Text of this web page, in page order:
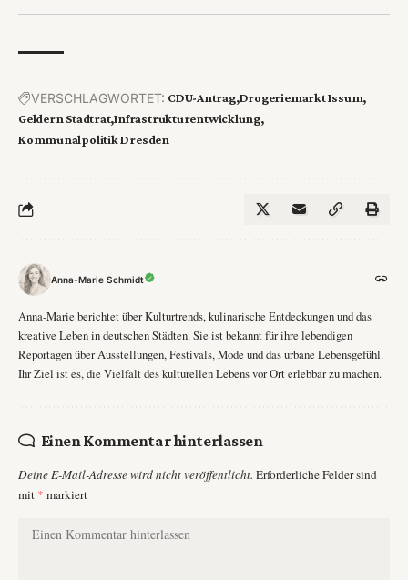
VERSCHLAGWORTET: CDU-Antrag Drogeriemarkt Issum
Geldern Stadtrat Infrastrukturentwicklung
Kommunalpolitik Dresden
Anna-Marie Schmidt
Anna-Marie berichtet über Kulturtrends, kulinarische Entdeckungen und das
kreative Leben in deutschen Städten. Sie ist bekannt für ihre lebendigen
Reportagen über Ausstellungen, Festivals, Mode und das urbane Lebensgefühl.
Ihr Ziel ist es, die Vielfalt des kulturellen Lebens vor Ort erlebbar zu machen.
Einen Kommentar hinterlassen
Deine E-Mail-Adresse wird nicht veröffentlicht. Erforderliche Felder sind
mit * markiert